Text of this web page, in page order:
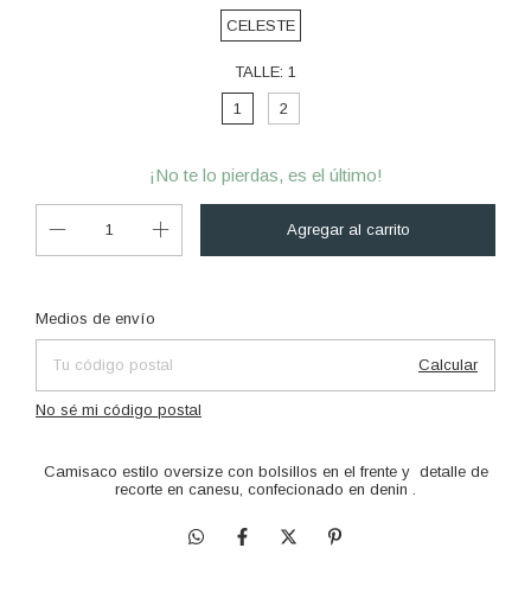
CELESTE
TALLE: 1
1 2
¡No te lo pierdas, es el último!
Entregas para el CP:
Medios de envío
Calcular
No sé mi código postal
Camisaco estilo oversize con bolsillos en el frente y detalle de
recorte en canesu, confecionado en denin .